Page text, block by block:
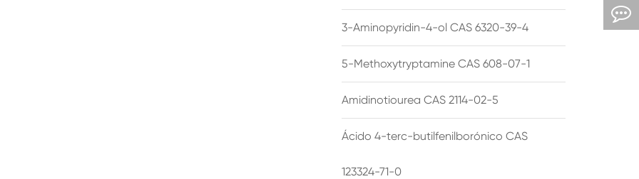
3-Aminopyridin-4-ol CAS 6320-39-4
5-Methoxytryptamine CAS 608-07-1
Amidinotiourea CAS 2114-02-5
Ácido 4-terc-butilfenilborónico CAS
123324-71-0